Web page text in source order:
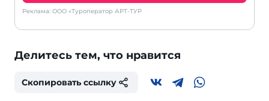
Реклама: ООО «Туроператор АРТ-ТУР
Делитесь тем, что нравится
Скопировать ссылку